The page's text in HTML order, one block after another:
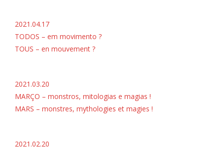
2021.04.17
TODOS – em movimento ?
TOUS – en mouvement ?
2021.03.20
MARÇO – monstros, mitologias e magias !
MARS – monstres, mythologies et magies !
2021.02.20